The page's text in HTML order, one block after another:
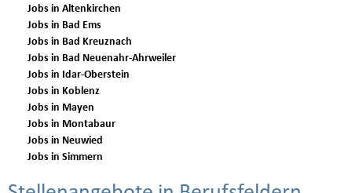
Jobs in Altenkirchen
Jobs in Bad Ems
Jobs in Bad Kreuznach
Jobs in Bad Neuenahr-Ahrweiler
Jobs in Idar-Oberstein
Jobs in Koblenz
Jobs in Mayen
Jobs in Montabaur
Jobs in Neuwied
Jobs in Simmern